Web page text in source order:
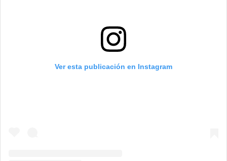
Ver esta publicación en Instagram